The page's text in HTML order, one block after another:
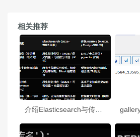
相关推荐
介绍Elasticsearch与传统数据库查询的优势对比，同时，如何将它集成到wordpress当中并运用它进行搜索查询网站内容。